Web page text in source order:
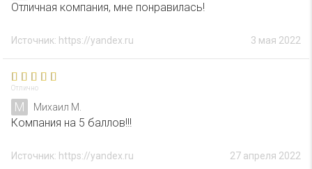
Отличная компания, мне понравилась!
3 мая 2022
Источник: https://yandex.ru
Отлично
М Михаил М.
Компания на 5 баллов!!!
27 апреля 2022
Источник: https://yandex.ru